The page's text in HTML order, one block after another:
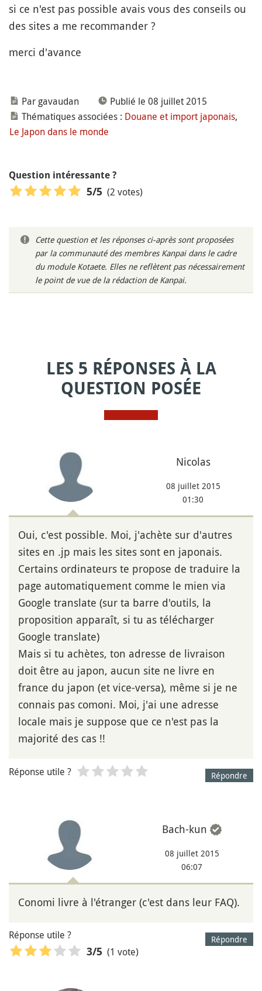
si ce n'est pas possible avais vous des conseils ou
des sites a me recommander ?
merci d'avance
Par gavaudan
Publié le 08 juillet 2015
Thématiques associées : Douane et import japonais,
Le Japon dans le monde
Question intéressante ?
5/5 (2 votes)
Cette question et les réponses ci-après sont proposées
par la communauté des membres Kanpai dans le cadre
du module Kotaete. Elles ne reflètent pas nécessairement
le point de vue de la rédaction de Kanpai.
LES 5 RÉPONSES À LA
QUESTION POSÉE
Nicolas
08 juillet 2015
01:30
Oui, c'est possible. Moi, j'achète sur d'autres
sites en .jp mais les sites sont en japonais.
Certains ordinateurs te propose de traduire la
page automatiquement comme le mien via
Google translate (sur ta barre d'outils, la
proposition apparaît, si tu as télécharger
Google translate)
Mais si tu achètes, ton adresse de livraison
doit être au japon, aucun site ne livre en
france du japon (et vice-versa), même si je ne
connais pas comoni. Moi, j'ai une adresse
locale mais je suppose que ce n'est pas la
majorité des cas !!
Répondre
Réponse utile ?
Bach-kun
08 juillet 2015
06:07
Conomi livre à l'étranger (c'est dans leur FAQ).
Répondre
Réponse utile ?
3/5 (1 vote)